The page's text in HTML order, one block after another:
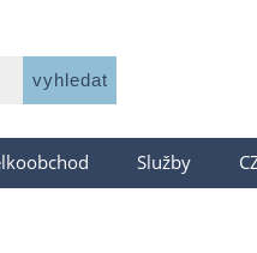
Služby